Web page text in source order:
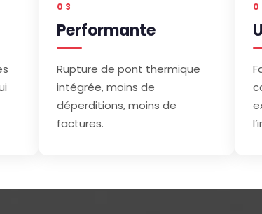
03
Performante
Rupture de pont thermique
intégrée, moins de
déperditions, moins de
factures.